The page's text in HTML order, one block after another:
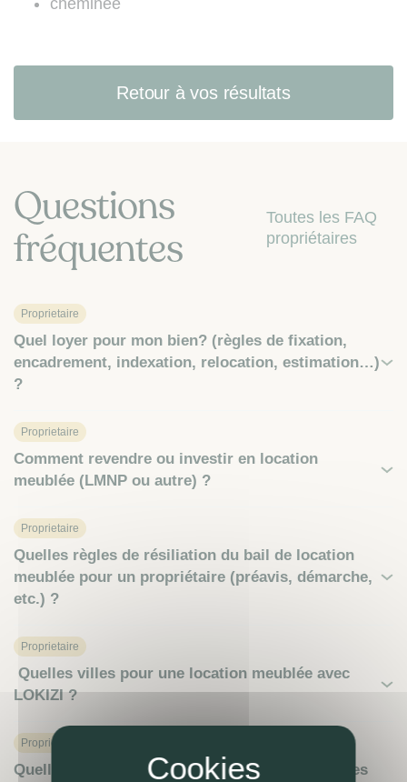
cheminée
Retour à vos résultats
Questions
fréquentes
Toutes les FAQ
propriétaires
Proprietaire
Quel loyer pour mon bien? (règles de fixation,
encadrement, indexation, relocation, estimation…)
?
Proprietaire
Comment revendre ou investir en location
meublée (LMNP ou autre) ?
Proprietaire
Quelles règles de résiliation du bail de location
meublée pour un propriétaire (préavis, démarche,
etc.) ?
Proprietaire
Quelles villes pour une location meublée avec
LOKIZI ?
Proprietaire
Quelle simulation fiscale sur l’imposition de mes